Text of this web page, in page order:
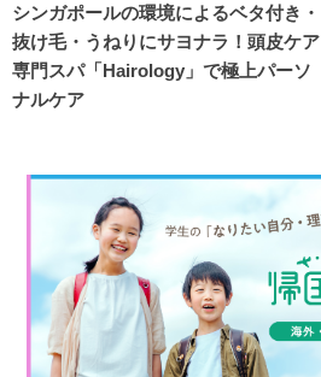
シンガポールの環境によるベタ付き・
抜け毛・うねりにサヨナラ！頭皮ケア
専門スパ「Hairology」で極上パーソ
ナルケア